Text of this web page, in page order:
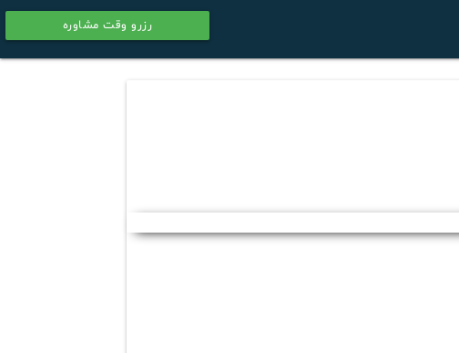
رزرو وقت مشاوره
calendar